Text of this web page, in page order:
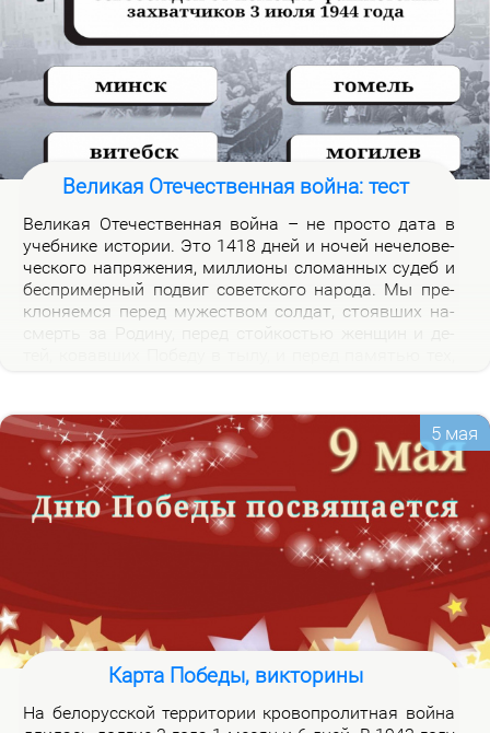
Великая Отечественная война: тест
Ве­ли­кая Оте­че­ствен­ная вой­на – не про­сто да­та в
учеб­ни­ке ис­то­рии. Это 1418 дней и но­чей нече­ло­ве­
че­ско­го на­пря­же­ния, мил­ли­о­ны сло­ман­ных су­деб и
бес­при­мер­ный по­двиг со­вет­ско­го на­ро­да. Мы пре­
кло­ня­ем­ся пе­ред му­же­ством сол­дат, сто­яв­ших на­
ям.
5 мая
Карта Победы, викторины
На бе­ло­рус­ской тер­ри­то­рии кро­во­про­лит­ная вой­на